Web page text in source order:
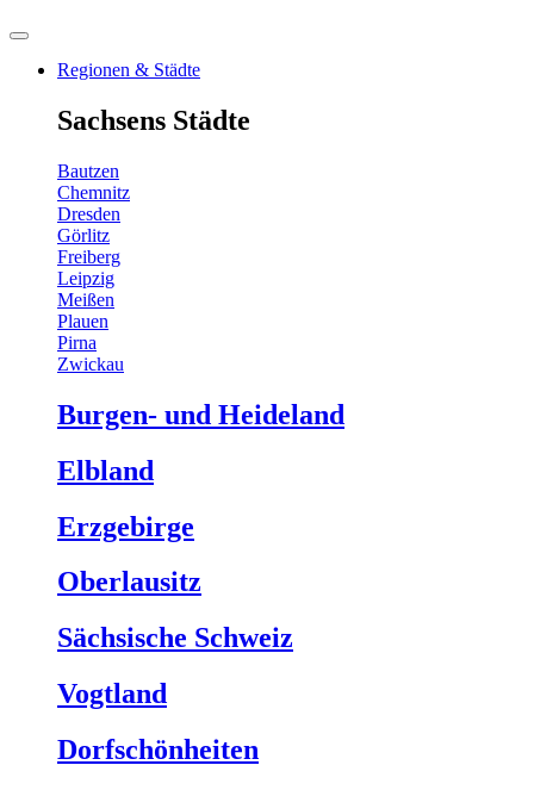
Regionen & Städte
Sachsens Städte
Bautzen
Chemnitz
Dresden
Görlitz
Freiberg
Leipzig
Meißen
Plauen
Pirna
Zwickau
Burgen- und Heideland
Elbland
Erzgebirge
Oberlausitz
Sächsische Schweiz
Vogtland
Dorfschönheiten